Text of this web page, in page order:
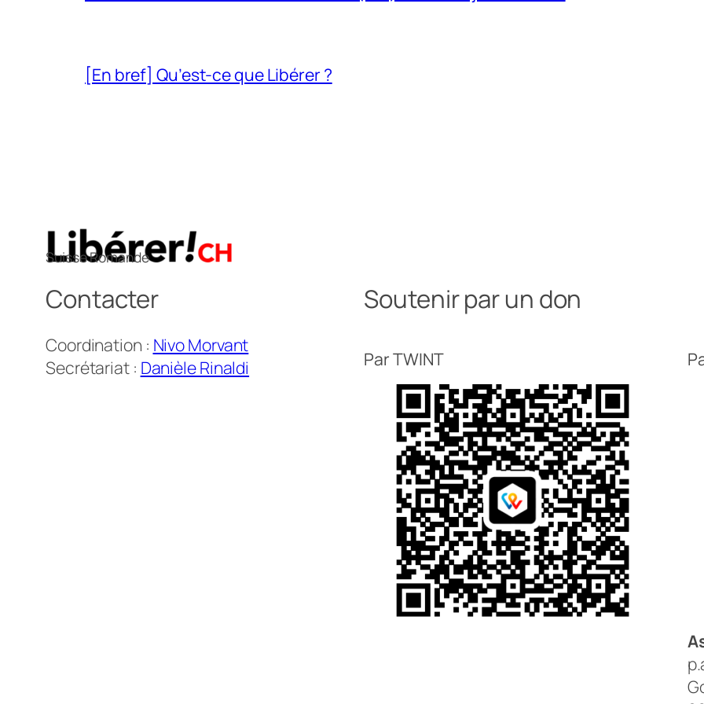
[En bref] Qu’est-ce que Libérer ?
Suisse Romande
Contacter
Coordination : Nivo Morvant
Secrétariat : Danièle Rinaldi
Soutenir par un don
Par TWINT